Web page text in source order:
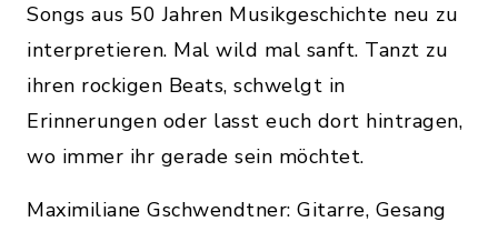
Songs aus 50 Jahren Musikgeschichte neu zu
interpretieren. Mal wild mal sanft. Tanzt zu
ihren rockigen Beats, schwelgt in
Erinnerungen oder lasst euch dort hintragen,
wo immer ihr gerade sein möchtet.
Maximiliane Gschwendtner: Gitarre, Gesang